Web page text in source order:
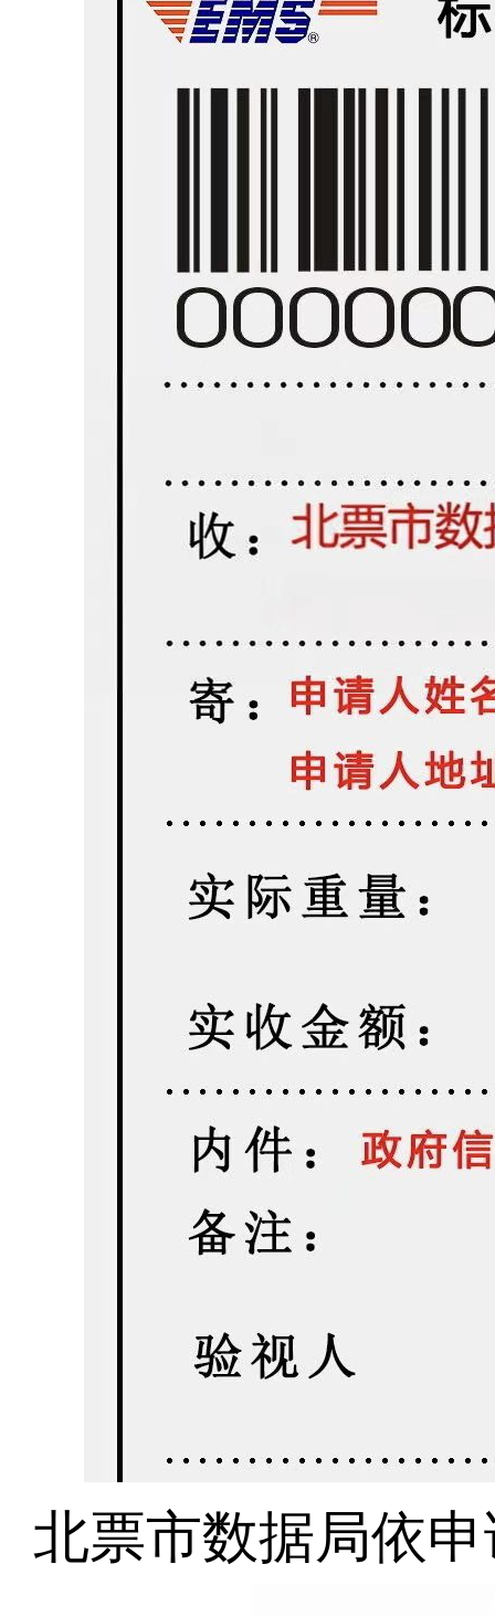
北票市数据局依